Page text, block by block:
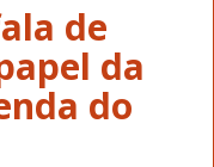
de
da
do